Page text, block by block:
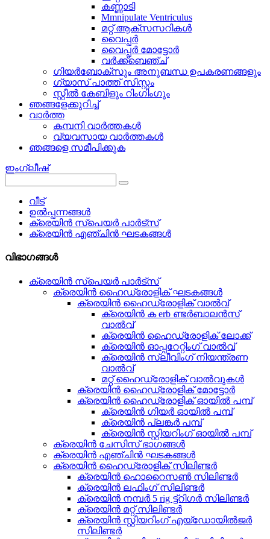
കണ്ണാടി
Mmnipulate Ventriculus
മറ്റ് ആക്സസറികൾ
വൈപ്പർ
വൈപ്പർ മോട്ടോർ
വർക്ക്ബെഞ്ച്
ഗിയർബോക്സും അനുബന്ധ ഉപകരണങ്ങളും
ഗ്യാസ് പാത്ത് സിസ്റ്റം
സ്റ്റീൽ കേബിളും റിംഗിംഗും
ഞങ്ങളേക്കുറിച്ച്
വാർത്ത
കമ്പനി വാർത്തകൾ
വ്യവസായ വാർത്തകൾ
ഞങ്ങളെ സമീപിക്കുക
ഇംഗ്ലീഷ്
വീട്
ഉൽപ്പന്നങ്ങൾ
ക്രെയിൻ സ്പെയർ പാർട്സ്
ക്രെയിൻ എഞ്ചിൻ ഘടകങ്ങൾ
വിഭാഗങ്ങൾ
ക്രെയിൻ സ്പെയർ പാർട്സ്
ക്രെയിൻ ഹൈഡ്രോളിക് ഘടകങ്ങൾ
ക്രെയിൻ ഹൈഡ്രോളിക് വാൽവ്
ക്രെയിൻ ക erb ണ്ടർബാലൻസ്
വാൽവ്
ക്രെയിൻ ഹൈഡ്രോളിക് ലോക്ക്
ക്രെയിൻ ഓപ്പറേറ്റിംഗ് വാൽവ്
ക്രെയിൻ സ്ലീവിംഗ് നിയന്ത്രണ
വാൽവ്
മറ്റ് ഹൈഡ്രോളിക് വാൽവുകൾ
ക്രെയിൻ ഹൈഡ്രോളിക് മോട്ടോർ
ക്രെയിൻ ഹൈഡ്രോളിക് ഓയിൽ പമ്പ്
ക്രെയിൻ ഗിയർ ഓയിൽ പമ്പ്
ക്രെയിൻ പ്ലങ്കർ പമ്പ്
ക്രെയിൻ സ്റ്റിയറിംഗ് ഓയിൽ പമ്പ്
ക്രെയിൻ ചേസിസ് ഭാഗങ്ങൾ
ക്രെയിൻ എഞ്ചിൻ ഘടകങ്ങൾ
ക്രെയിൻ ഹൈഡ്രോളിക് സിലിണ്ടർ
ക്രെയിൻ ഹൊറൈസൺ സിലിണ്ടർ
ക്രെയിൻ ലഫിംഗ് സിലിണ്ടർ
ക്രെയിൻ നമ്പർ 5 rig ട്ട്‌റിഗർ സിലിണ്ടർ
ക്രെയിൻ മറ്റ് സിലിണ്ടർ
ക്രെയിൻ സ്റ്റിയറിംഗ് എയ്‌ഡോയിൽജർ
സിലിണ്ടർ